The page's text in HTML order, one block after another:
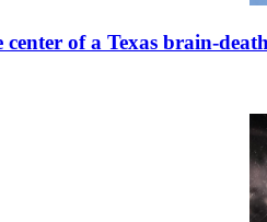
center of a Texas brain-